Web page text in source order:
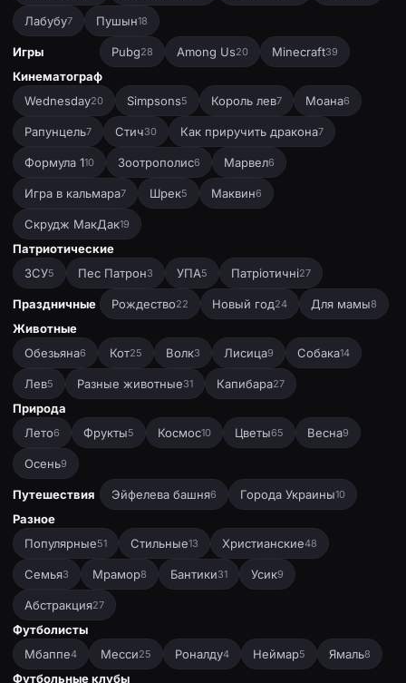
Лабубу7 Пушын18
Игры Pubg28 Among Us20 Minecraft39
Кинематограф
Wednesday20 Simpsons5 Король лев7 Моана6
Рапунцель7 Стич30 Как приручить дракона7
Формула 110 Зоотрополис6 Марвел6
Игра в кальмара7 Шрек5 Маквин6
Скрудж МакДак19
Патриотические
ЗСУ5 Пес Патрон3 УПА5 Патріотичні27
Праздничные Рождество22 Новый год24 Для мамы8
Животные
Обезьяна6 Кот25 Волк3 Лисица9 Собака14
Лев5 Разные животные31 Капибара27
Природа
Лето6 Фрукты5 Космос10 Цветы65 Весна9
Осень9
Путешествия Эйфелева башня6 Города Украины10
Разное
Популярные51 Стильные13 Христианские48
Семья3 Мрамор8 Бантики31 Усик9
Абстракция27
Футболисты
Мбаппе4 Месси25 Роналду4 Неймар5 Ямаль8
Футбольные клубы